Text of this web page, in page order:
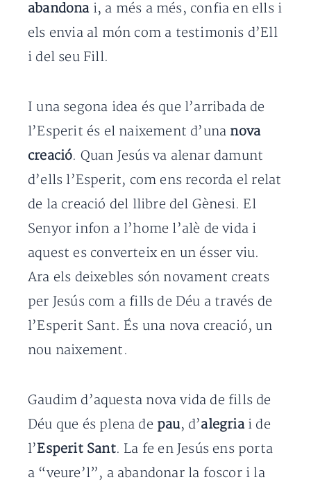
abandonai, a més a més, confia en ells i
els envia al món com a testimonis d’Ell
i del seu Fill.
I una segona idea és que l’arribada de
l’Esperit és el naixement d’una nova
creació. Quan Jesús va alenar damunt
d’ells l’Esperit, com ens recorda el relat
de la creació del llibre del Gènesi. El
Senyor infon a l’home l’alè de vida i
aquest es converteix en un ésser viu.
Ara els deixebles són novament creats
per Jesús com a fills de Déu a través de
l’Esperit Sant. És una nova creació, un
nou naixement.
Gaudim d’aquesta nova vida de fills de
Déu que és plena de pau, d’alegriai de
l’Esperit Sant. La fe en Jesús ens porta
a “veure’l”, a abandonar la foscor i la